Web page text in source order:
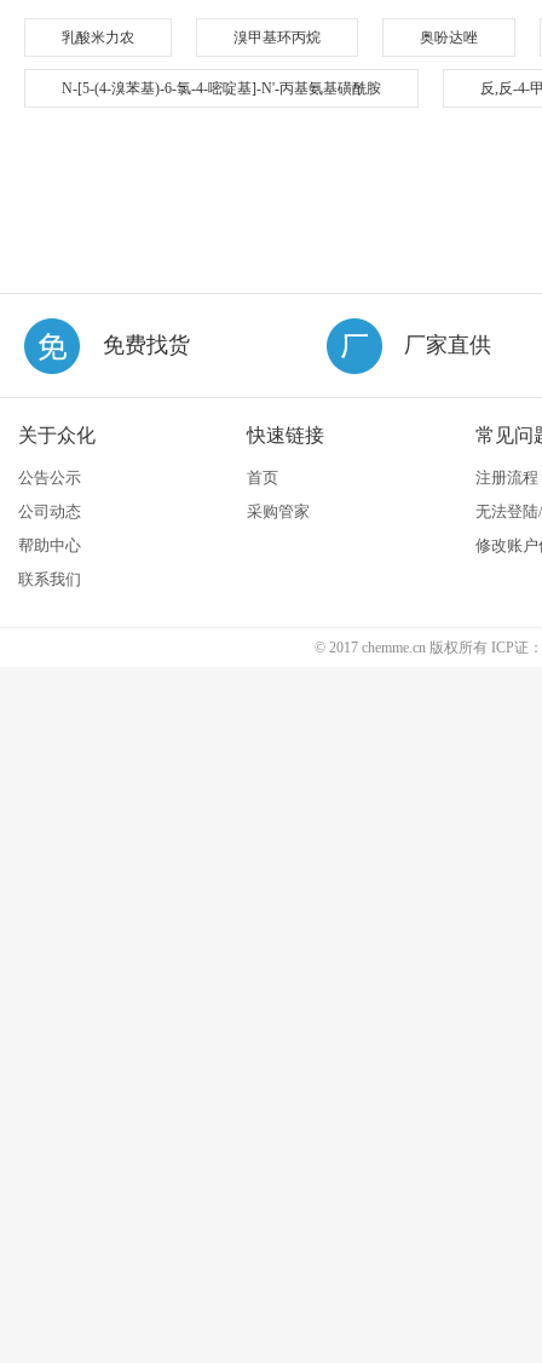
乳酸米力农 溴甲基环丙烷 奥吩达唑
N-[5-(4-溴苯基)-6-氯-4-嘧啶基]-N'-丙基氨基磺酰胺 反,反-4-
免费找货 厂家直供
关于众化
公告公示
公司动态
帮助中心
联系我们
快速链接
首页
采购管家
常见问
注册流程
无法登
修改账户
© 2017 chemme.cn 版权所有 ICP证：